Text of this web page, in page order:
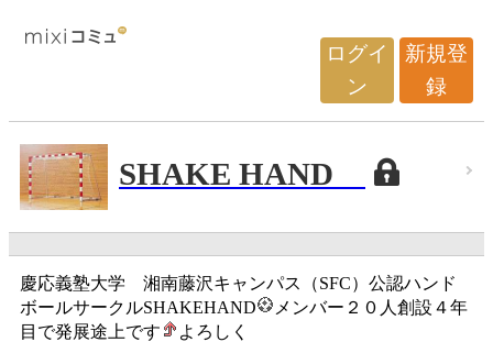
ログイ
ン
新規登
録
SHAKE HAND
慶応義塾大学 湘南藤沢キャンパス（SFC）公認ハンド
ボールサークルSHAKEHAND
メンバー２０人創設４年
目で発展途上です
よろしく